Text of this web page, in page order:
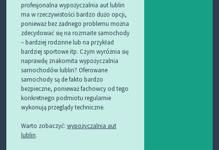
profesjonalna wypożyczalnia aut lublin
ma w rzeczywistości bardzo dużo opcji,
ponieważ bez żadnego problemu można
zdecydować się na rozmaite samochody
– bardziej rodzinne lub na przykład
bardziej sportowe itp. Czym wyróżnia się
naprawdę znakomita wypożyczalnia
samochodów lublin? Oferowane
samochody są de fakto bardzo
bezpieczne, ponieważ fachowcy od tego
konkretnego podmiotu regularnie
wykonują przeglądy techniczne.
Warto zobaczyć: wypożyczalnia aut
lublin.